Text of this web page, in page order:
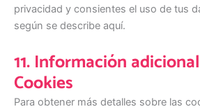
privacidad y consientes el uso de tus
según se describe aquí.
11. Información
Cookies
Para obtener más detalles sobre las